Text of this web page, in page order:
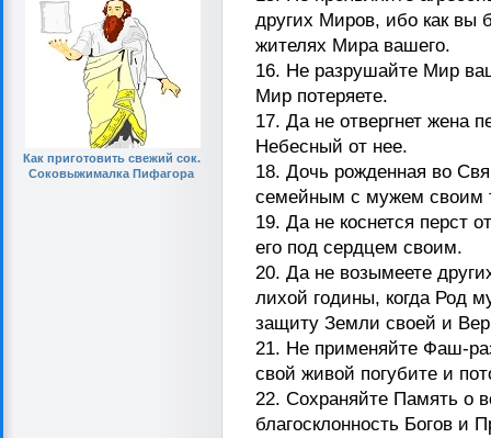
Как приготовить свежий сок.
Соковыжималка Пифагора
других Миров, ибо как вы
жителях Мира вашего.
16. Не разрушайте Мир
Мир потеряете.
17. Да не отвергнет жена
Небесный от нее.
18. Дочь рожденная во
семейным с мужем своим
19. Да не коснется перст
его под сердцем своим.
20. Да не возымеете
лихой годины, когда Род
защиту Земли своей и
21. Не применяйте Фаш-
свой живой погубите и
22. Сохраняйте Память о
благосклонность Богов и